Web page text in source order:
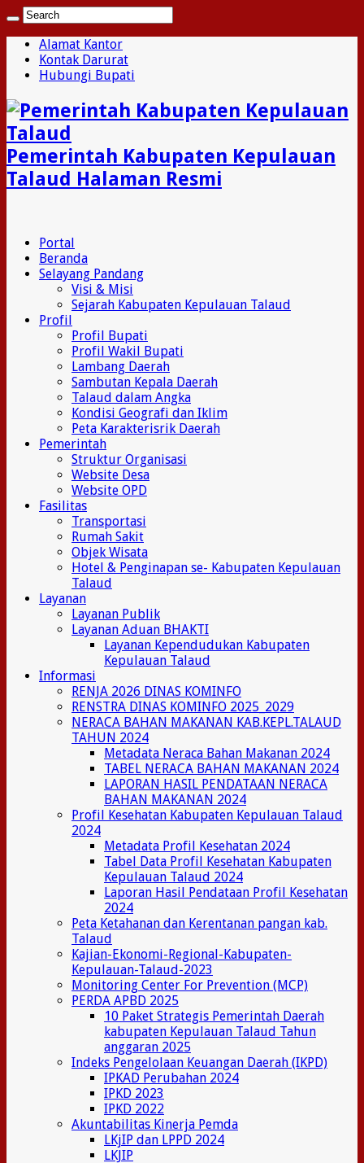
Alamat Kantor
Kontak Darurat
Hubungi Bupati
Pemerintah Kabupaten Kepulauan
Talaud Halaman Resmi
Portal
Beranda
Selayang Pandang
Visi & Misi
Sejarah Kabupaten Kepulauan Talaud
Profil
Profil Bupati
Profil Wakil Bupati
Lambang Daerah
Sambutan Kepala Daerah
Talaud dalam Angka
Kondisi Geografi dan Iklim
Peta Karakterisrik Daerah
Pemerintah
Struktur Organisasi
Website Desa
Website OPD
Fasilitas
Transportasi
Rumah Sakit
Objek Wisata
Hotel & Penginapan se- Kabupaten Kepulauan
Talaud
Layanan
Layanan Publik
Layanan Aduan BHAKTI
Layanan Kependudukan Kabupaten
Kepulauan Talaud
Informasi
RENJA 2026 DINAS KOMINFO
RENSTRA DINAS KOMINFO 2025_2029
NERACA BAHAN MAKANAN KAB.KEPL.TALAUD
TAHUN 2024
Metadata Neraca Bahan Makanan 2024
TABEL NERACA BAHAN MAKANAN 2024
LAPORAN HASIL PENDATAAN NERACA
BAHAN MAKANAN 2024
Profil Kesehatan Kabupaten Kepulauan Talaud
2024
Metadata Profil Kesehatan 2024
Tabel Data Profil Kesehatan Kabupaten
Kepulauan Talaud 2024
Laporan Hasil Pendataan Profil Kesehatan
2024
Peta Ketahanan dan Kerentanan pangan kab.
Talaud
Kajian-Ekonomi-Regional-Kabupaten-
Kepulauan-Talaud-2023
Monitoring Center For Prevention (MCP)
PERDA APBD 2025
10 Paket Strategis Pemerintah Daerah
kabupaten Kepulauan Talaud Tahun
anggaran 2025
Indeks Pengelolaan Keuangan Daerah (IKPD)
IPKAD Perubahan 2024
IPKD 2023
IPKD 2022
Akuntabilitas Kinerja Pemda
LKjIP dan LPPD 2024
LKJIP